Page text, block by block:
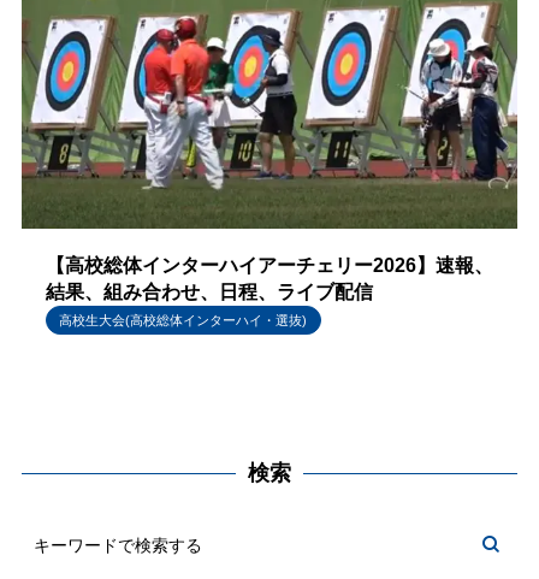
【高校総体インターハイアーチェリー2026】速報、
結果、組み合わせ、日程、ライブ配信
高校生大会(高校総体インターハイ・選抜)
検索